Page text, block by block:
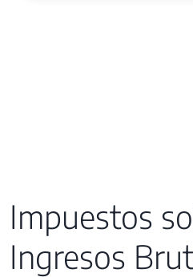
Impuestos
Ingresos